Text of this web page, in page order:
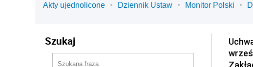
Akty ujednolicone Dziennik Ustaw Monitor Polski
Szukaj